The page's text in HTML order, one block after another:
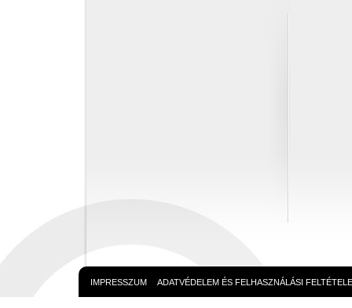
IMPRESSZUM ADATVÉDELEM ÉS FELHASZNÁLÁSI